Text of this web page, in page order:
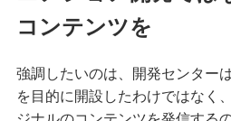
コンテンツを
強調したいのは、開発センター
を目的に開設したわけではなく